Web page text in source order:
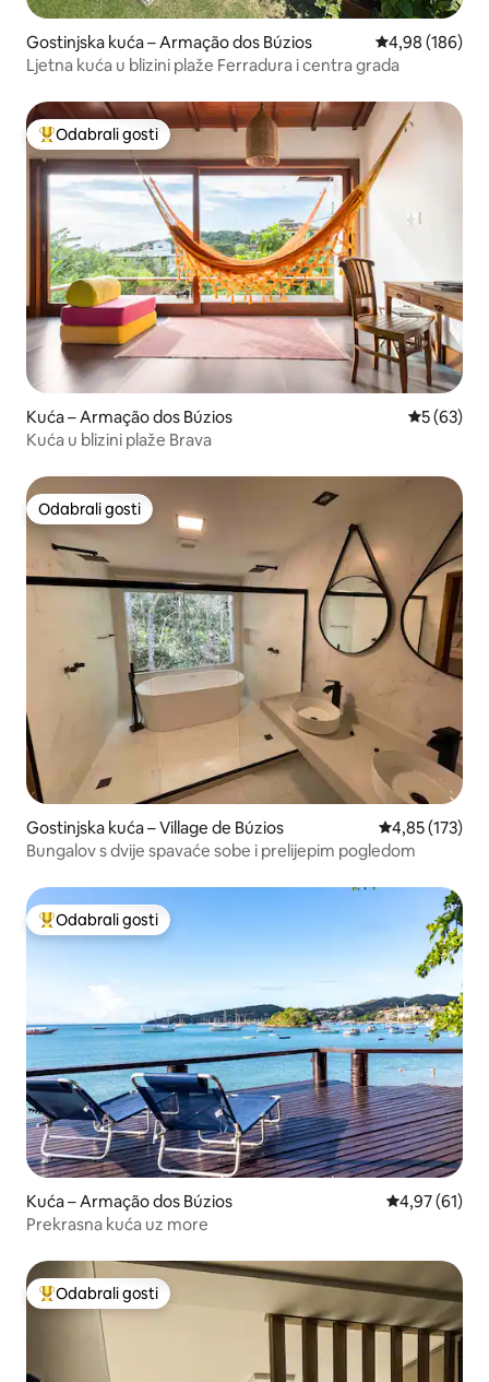
Gostinjska kuća – Armação dos Búzios Prosječna
4,98 (186)
Ljetna kuća u blizini plaže Ferradura i centra grada
Među najviše rangiranima s oznakom „Odabrali gosti”
Odabrali gosti
Kuća – Armação dos Búzios Prosječna
5 (63)
Kuća u blizini plaže Brava
Odabrali gosti
Odabrali gosti
Gostinjska kuća – Village de Búzios Prosječna
4,85 (173)
Bungalov s dvije spavaće sobe i prelijepim pogledom
Među najviše rangiranima s oznakom „Odabrali gosti”
Odabrali gosti
Kuća – Armação dos Búzios Prosječna
4,97 (61)
Prekrasna kuća uz more
Među najviše rangiranima s oznakom „Odabrali gosti”
Odabrali gosti